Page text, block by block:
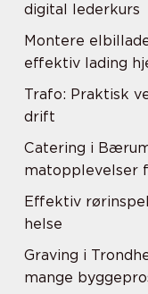
digital lederkurs
Montere
effektiv lading
Trafo: Praktisk
drift
Catering i
matopplevelser
Effektiv
helse
Graving i
mange